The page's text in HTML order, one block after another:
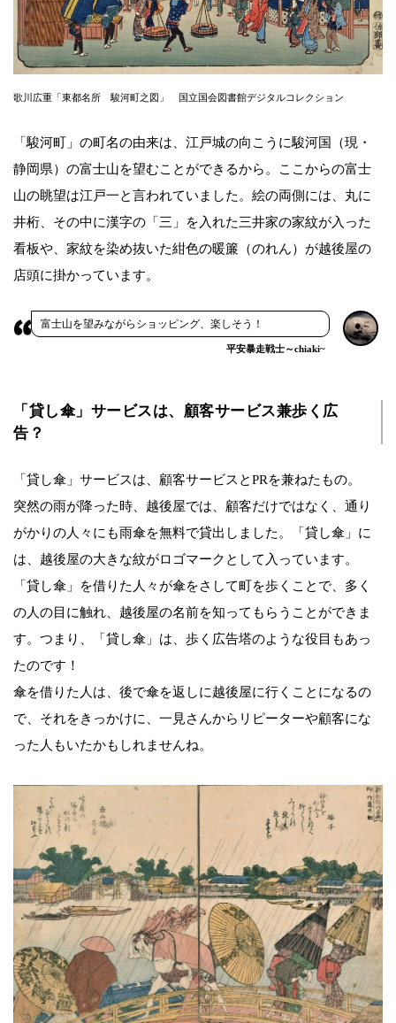
歌川広重「東都名所 駿河町之図」 国立国会図書館デジタルコレクション
「駿河町」の町名の由来は、江戸城の向こうに駿河国（現・
静岡県）の富士山を望むことができるから。ここからの富士
山の眺望は江戸一と言われていました。絵の両側には、丸に
井桁、その中に漢字の「三」を入れた三井家の家紋が入った
看板や、家紋を染め抜いた紺色の暖簾（のれん）が越後屋の
店頭に掛かっています。
富士山を望みながらショッピング、楽しそう！
平安暴走戦士～chiaki~
「貸し傘」サービスは、顧客サービス兼歩く広
告？
「貸し傘」サービスは、顧客サービスとPRを兼ねたもの。
突然の雨が降った時、越後屋では、顧客だけではなく、通り
がかりの人々にも雨傘を無料で貸出しました。「貸し傘」に
は、越後屋の大きな紋がロゴマークとして入っています。
「貸し傘」を借りた人々が傘をさして町を歩くことで、多く
の人の目に触れ、越後屋の名前を知ってもらうことができま
す。つまり、「貸し傘」は、歩く広告塔のような役目もあっ
たのです！
傘を借りた人は、後で傘を返しに越後屋に行くことになるの
で、それをきっかけに、一見さんからリピーターや顧客にな
った人もいたかもしれませんね。